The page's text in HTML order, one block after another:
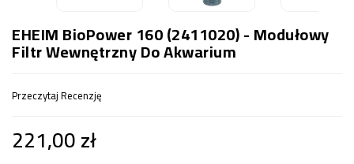
EHEIM BioPower 160 (2411020) - Modułowy
Filtr Wewnętrzny Do Akwarium
Przeczytaj Recenzję
221,00 zł